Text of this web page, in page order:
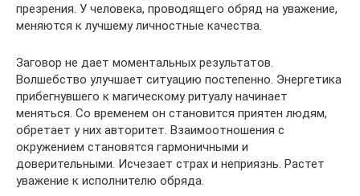
презрения. У человека, проводящего обряд на уважение,
меняются к лучшему личностные качества.
Заговор не дает моментальных результатов.
Волшебство улучшает ситуацию постепенно. Энергетика
прибегнувшего к магическому ритуалу начинает
меняться. Со временем он становится приятен людям,
обретает у них авторитет. Взаимоотношения с
окружением становятся гармоничными и
доверительными. Исчезает страх и неприязнь. Растет
уважение к исполнителю обряда.